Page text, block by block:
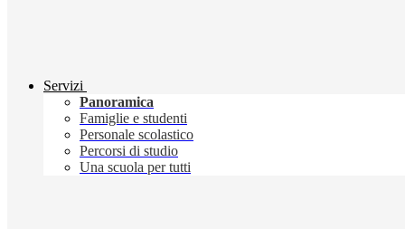
Servizi
Panoramica
Famiglie e studenti
Personale scolastico
Percorsi di studio
Una scuola per tutti